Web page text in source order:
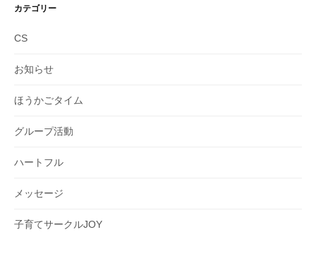
カテゴリー
CS
お知らせ
ほうかごタイム
グループ活動
ハートフル
メッセージ
子育てサークルJOY